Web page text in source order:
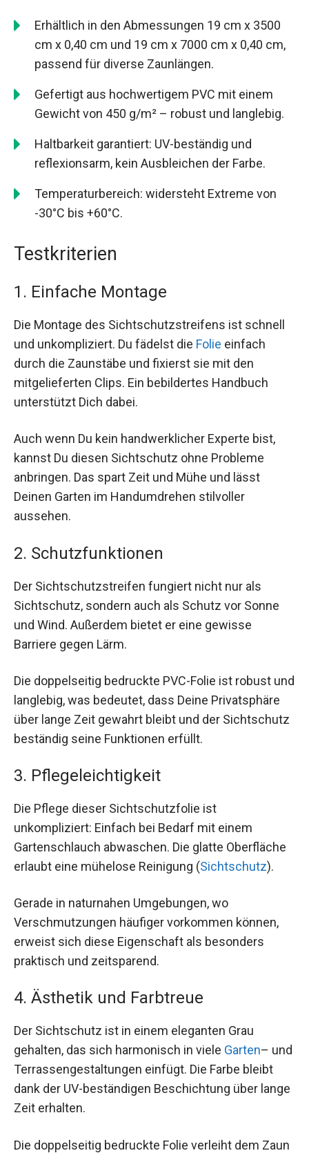
Erhältlich in den Abmessungen 19 cm x 3500
cm x 0,40 cm und 19 cm x 7000 cm x 0,40 cm,
passend für diverse Zaunlängen.
Gefertigt aus hochwertigem PVC mit einem
Gewicht von 450 g/m² – robust und langlebig.
Haltbarkeit garantiert: UV-beständig und
reflexionsarm, kein Ausbleichen der Farbe.
Temperaturbereich: widersteht Extreme von
-30°C bis +60°C.
Testkriterien
1. Einfache Montage
Die Montage des Sichtschutzstreifens ist schnell
und unkompliziert. Du fädelst die Folie einfach
durch die Zaunstäbe und fixierst sie mit den
mitgelieferten Clips. Ein bebildertes Handbuch
unterstützt Dich dabei.
Auch wenn Du kein handwerklicher Experte bist,
kannst Du diesen Sichtschutz ohne Probleme
anbringen. Das spart Zeit und Mühe und lässt
Deinen Garten im Handumdrehen stilvoller
aussehen.
2. Schutzfunktionen
Der Sichtschutzstreifen fungiert nicht nur als
Sichtschutz, sondern auch als Schutz vor Sonne
und Wind. Außerdem bietet er eine gewisse
Barriere gegen Lärm.
Die doppelseitig bedruckte PVC-Folie ist robust und
langlebig, was bedeutet, dass Deine Privatsphäre
über lange Zeit gewahrt bleibt und der Sichtschutz
beständig seine Funktionen erfüllt.
3. Pflegeleichtigkeit
Die Pflege dieser Sichtschutzfolie ist
unkompliziert: Einfach bei Bedarf mit einem
Gartenschlauch abwaschen. Die glatte Oberfläche
erlaubt eine mühelose Reinigung (Sichtschutz).
Gerade in naturnahen Umgebungen, wo
Verschmutzungen häufiger vorkommen können,
erweist sich diese Eigenschaft als besonders
praktisch und zeitsparend.
4. Ästhetik und Farbtreue
Der Sichtschutz ist in einem eleganten Grau
gehalten, das sich harmonisch in viele Garten– und
Terrassengestaltungen einfügt. Die Farbe bleibt
dank der UV-beständigen Beschichtung über lange
Zeit erhalten.
Die doppelseitig bedruckte Folie verleiht dem Zaun